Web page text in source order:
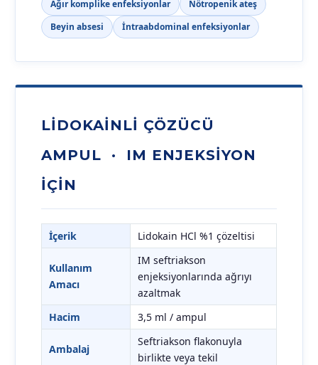
Ağır komplike enfeksiyonlar
Nötropenik ateş
Beyin absesi
İntraabdominal enfeksiyonlar
LIDOKAINLI ÇÖZÜCÜ
AMPUL · IM ENJEKSIYON
İÇIN
İçerik Lidokain HCl %1 çözeltisi
Kullanım
Amacı
IM seftriakson
enjeksiyonlarında ağrıyı
azaltmak
Hacim
3,5 ml / ampul
Ambalaj
Seftriakson flakonuyla
birlikte veya tekil